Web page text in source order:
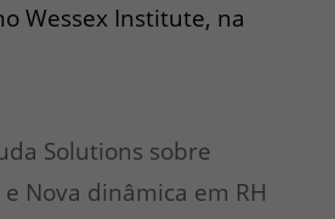
Wessex Institute, na
Solutions sobre
Nova dinâmica em RH